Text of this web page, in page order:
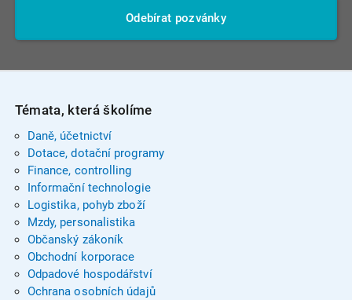
Odebírat pozvánky
Témata, která školíme
Daně, účetnictví
Dotace, dotační programy
Finance, controlling
Informační technologie
Logistika, pohyb zboží
Mzdy, personalistika
Občanský zákoník
Obchodní korporace
Odpadové hospodářství
Ochrana osobních údajů